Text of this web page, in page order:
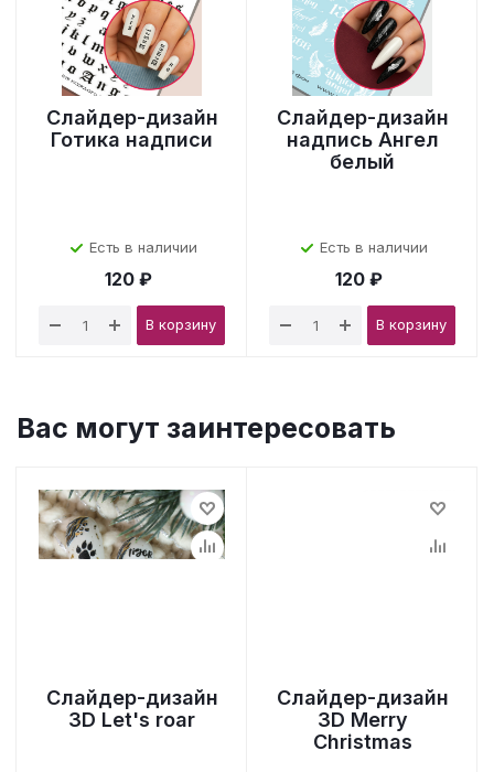
Слайдер-дизайн
Готика надписи
Есть в наличии
120 ₽
В корзину
Слайдер-дизайн
надпись Ангел
белый
Есть в наличии
120 ₽
В корзину
Вас могут заинтересовать
Слайдер-дизайн
3D Let's roar
Слайдер-дизайн
3D Merry
Christmas